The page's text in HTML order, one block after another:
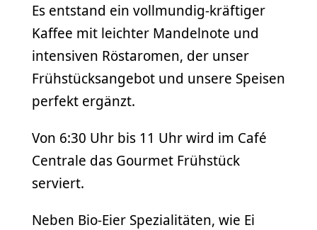
Es entstand ein vollmundig-kräftiger
Kaffee mit leichter Mandelnote und
intensiven Röstaromen, der unser
Frühstücksangebot und unsere Speisen
perfekt ergänzt.
Von 6:30 Uhr bis 11 Uhr wird im Café
Centrale das Gourmet Frühstück
serviert.
Neben Bio-Eier Spezialitäten, wie Ei